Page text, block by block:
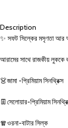
Description
‎✨ সফট সিল্কের মসৃণতা আর
আরামের সাথে রাজকীয়
‎👗জামা -প্রিমিয়াম সিনথ্রিক্স
‎👖সেলোয়ার-প্রিমিয়াম
🧣ওরনা-বাটার সিল্ক